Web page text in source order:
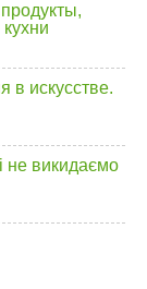
в искусстве.
не викидаємо